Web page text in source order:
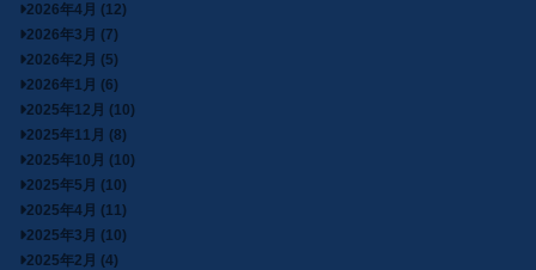
2026年4月 (12)
2026年3月 (7)
2026年2月 (5)
2026年1月 (6)
2025年12月 (10)
2025年11月 (8)
2025年10月 (10)
2025年5月 (10)
2025年4月 (11)
2025年3月 (10)
2025年2月 (4)